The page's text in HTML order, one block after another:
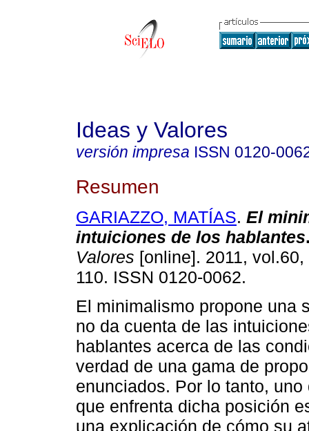
Ideas y Valores
versión impresa ISSN 0120-
Resumen
GARIAZZO, MATÍAS. El
intuiciones de los hablantes
Valores [online]. 2011,
110. ISSN 0120-0062.
El minimalismo propone una
no da cuenta de las
hablantes acerca de las
verdad de una gama de
enunciados. Por lo tanto, uno
que enfrenta dicha posición
una explicación de cómo su